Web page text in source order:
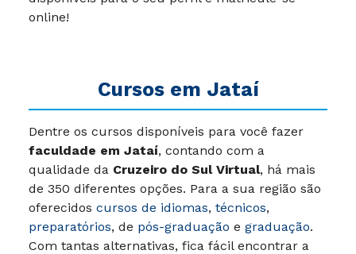
online!
Cursos em Jataí
Dentre os cursos disponíveis para você fazer
faculdade em Jataí, contando com a
qualidade da Cruzeiro do Sul Virtual, há mais
de 350 diferentes opções. Para a sua região são
oferecidos cursos de idiomas, técnicos,
preparatórios, de pós-graduação e graduação.
Com tantas alternativas, fica fácil encontrar a